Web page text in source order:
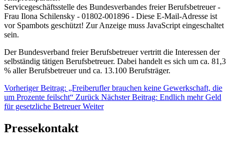
Servicegeschäftsstelle des Bundesverbandes freier Berufsbetreuer -
Frau Ilona Schilensky - 01802-001896 - Diese E-Mail-Adresse ist
vor Spambots geschützt! Zur Anzeige muss JavaScript eingeschaltet
sein.
Der Bundesverband freier Berufsbetreuer vertritt die Interessen der
selbständig tätigen Berufsbetreuer. Dabei handelt es sich um ca. 81,3
% aller Berufsbetreuer und ca. 13.100 Berufsträger.
Vorheriger Beitrag: „Freiberufler brauchen keine Gewerkschaft, die
um Prozente feilscht“ Zurück Nächster Beitrag: Endlich mehr Geld
für gesetzliche BetreuerWeiter
Pressekontakt